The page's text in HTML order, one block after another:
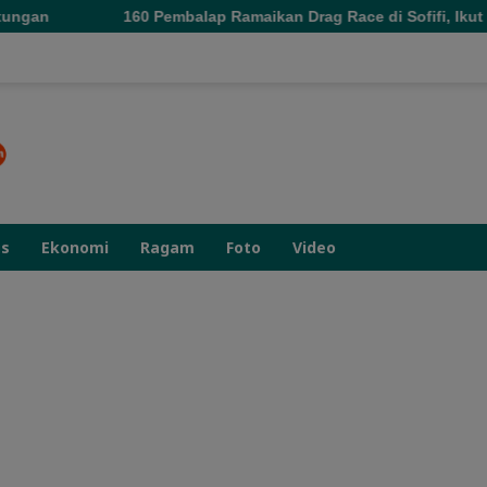
Pembalap Ramaikan Drag Race di Sofifi, Ikut Dongkrak
Ekonomi Ragam Foto Video